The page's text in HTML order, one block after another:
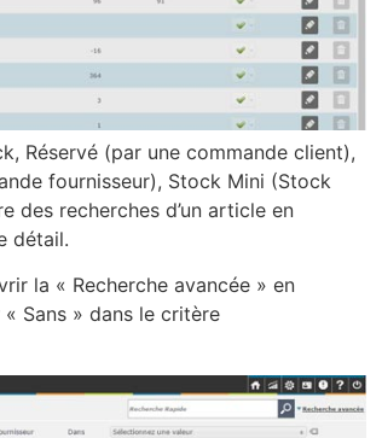
Réservé (par une commande client),
fournisseur), Stock Mini (Stock
des recherches d’un article en
détail.
la « Recherche avancée » en
Sans » dans le critère